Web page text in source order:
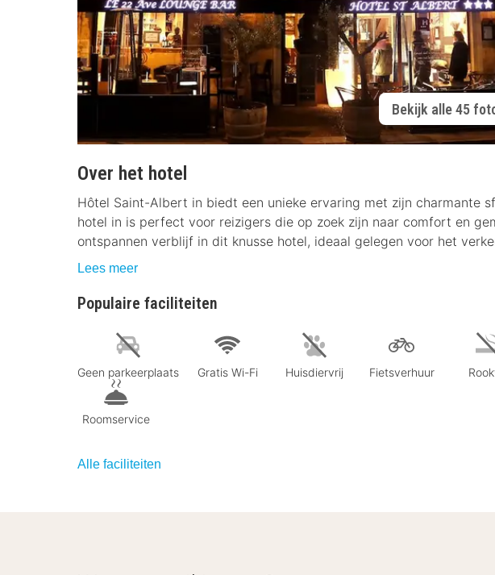
Bekijk alle 45
Over het hotel
Hôtel Saint-Albert in biedt een unieke ervaring met zijn charmante
hotel in is perfect voor reizigers die op zoek zijn naar comfort en
ontspannen verblijf in dit knusse hotel, ideaal gelegen voor het
Lees meer
Populaire faciliteiten
Geen parkeerplaats Gratis Wi-Fi Huisdiervrij Fietsverhuur
Roomservice
Alle faciliteiten